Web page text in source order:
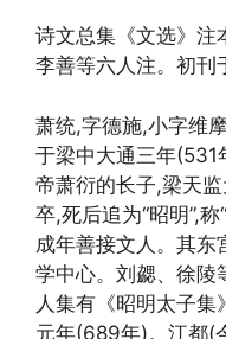
诗文总集《文选》注
李善等六人注。初刊
萧统,字德施,小字维
于梁中大通三年(531
帝萧衍的长子,梁天
卒,死后追为“昭明”,
成年善接文人。其东
学中心。刘勰、徐陵
人集有《昭明太子
元年(689年)。江都(